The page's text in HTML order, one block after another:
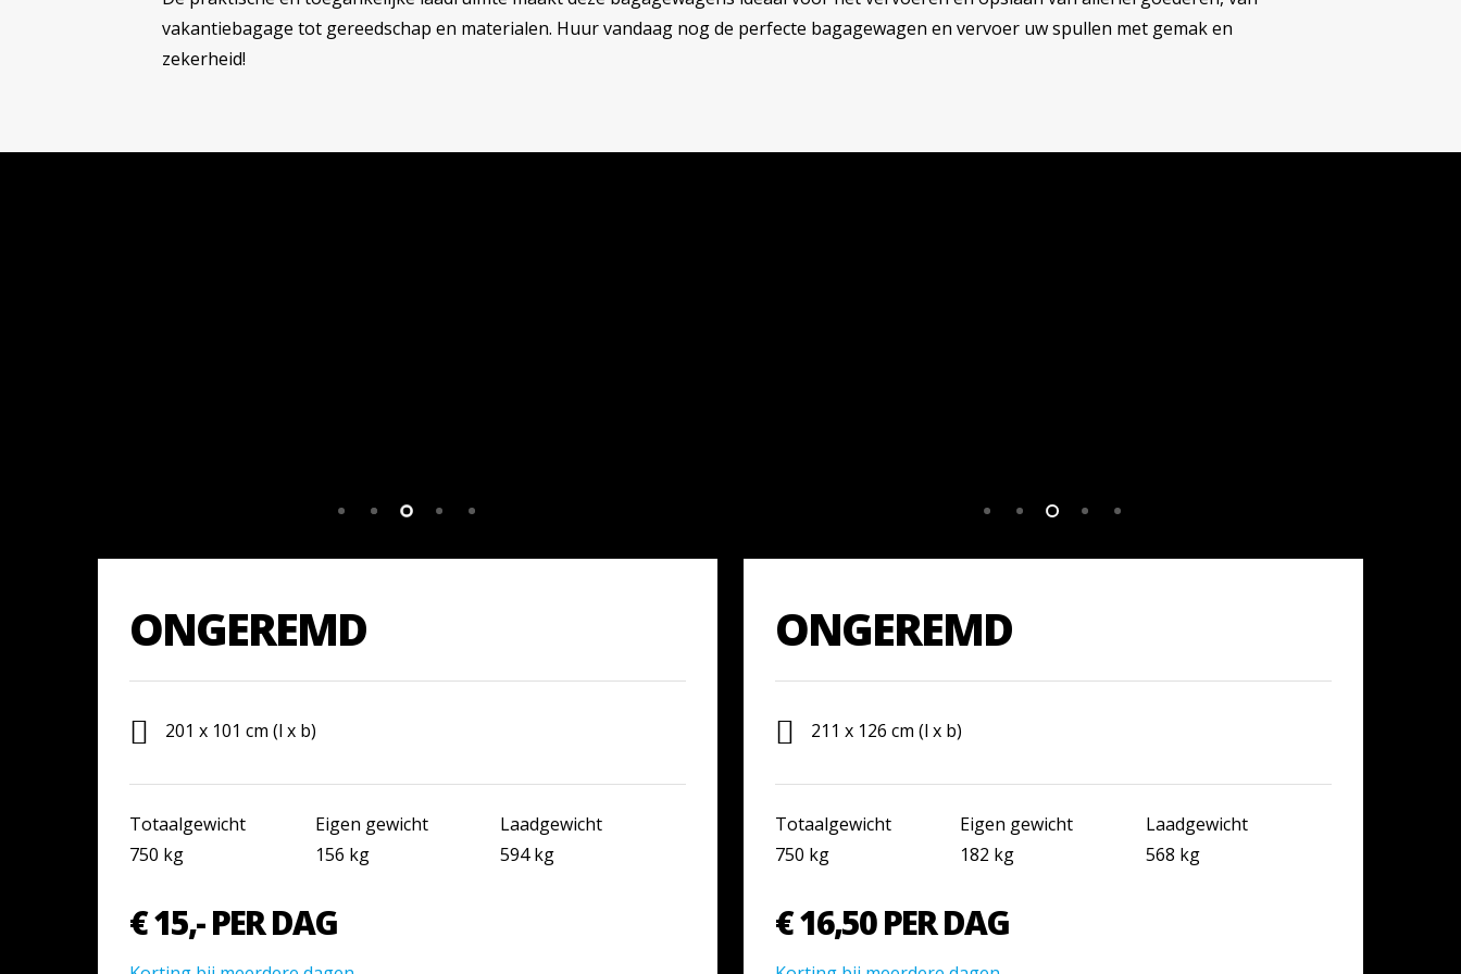
vakantiebagage tot gereedschap en materialen. Huur vandaag nog de perfecte bagagewagen en vervoer uw spullen met gemak en
zekerheid!
ONGEREMD
201 x 101 cm (l x b)
Totaalgewicht
750 kg
Eigen gewicht
156 kg
Laadgewicht
594 kg
€ 15,- PER DAG
ONGEREMD
211 x 126 cm (l x b)
Totaalgewicht
750 kg
Eigen gewicht
182 kg
Laadgewicht
568 kg
€ 16,50 PER DAG